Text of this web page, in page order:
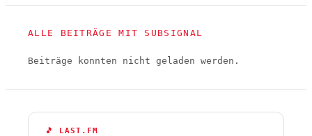
ALLE BEITRÄGE MIT SUBSIGNAL
Beiträge konnten nicht geladen werden.
🎵 LAST.FM